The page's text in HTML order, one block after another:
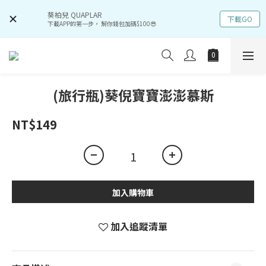
葵柏兒 QUAPLAR
下載APP的第一步， 幫你錢包加碼$100😎 下載GO
(旅行瓶)葵倪寶寶澎澎慕斯
NT$149
加入購物車
加入追蹤清單